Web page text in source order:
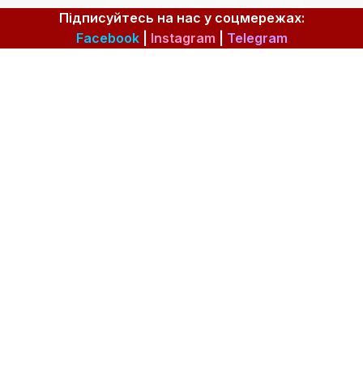
Підписуйтесь на нас у соцмережах:
Facebook| Instagram Telegram